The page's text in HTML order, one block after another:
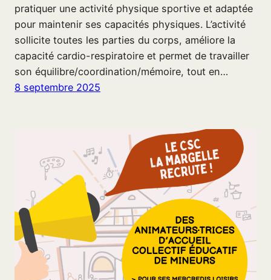
pratiquer une activité physique sportive et adaptée
pour maintenir ses capacités physiques. L’activité
sollicite toutes les parties du corps, améliore la
capacité cardio-respiratoire et permet de travailler
son équilibre/coordination/mémoire, tout en…
8 septembre 2025